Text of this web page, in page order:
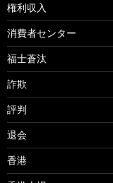
権利収入
消費者センター
福士蒼汰
詐欺
評判
退会
香港